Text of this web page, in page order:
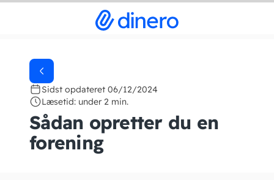
Sidst opdateret 06/12/2024
Læsetid: under 2 min.
Sådan opretter du en
forening